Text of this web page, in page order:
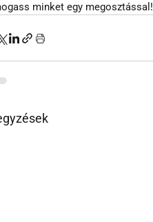
minket egy megosztással!